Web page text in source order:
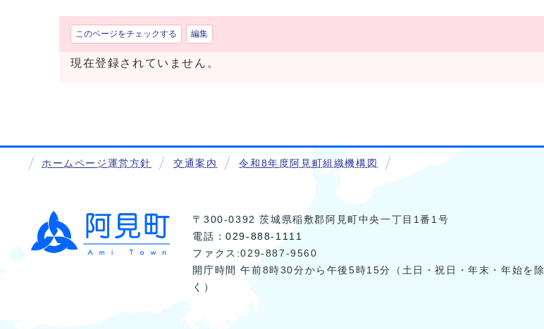
このページをチェックする 編集
現在登録されていません。
ホームページ運営方針 交通案内 令和8年度阿見町組織機構図
〒300-0392 茨城県稲敷郡阿見町中央一丁目1番1号
電話：029-888-1111
ファクス:029-887-9560
開庁時間 午前8時30分から午後5時15分（土日・祝日・年末・年始を除
く）